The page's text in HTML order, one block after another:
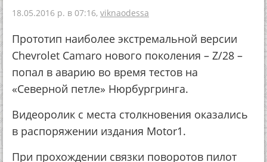
18.05.2016 р. в 07:16, viknaodessa
Прототип наиболее экстремальной версии
Chevrolet Camaro нового поколения – Z/28 –
попал в аварию во время тестов на
«Северной петле» Нюрбургринга.
Видеоролик с места столкновения оказались
в распоряжении издания Motor1.
При прохождении связки поворотов пилот